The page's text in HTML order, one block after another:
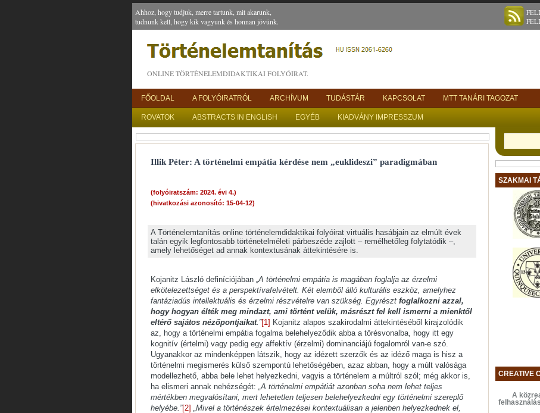
Ahhoz, hogy tudjuk, merre tartunk, mit akarunk,
tudnunk kell, hogy kik vagyunk és honnan jövünk.
ONLINE TÖRTÉNELEMDIDAKTIKAI FOLYÓIRAT.
FŐOLDAL A FOLYÓIRATRÓL ARCHÍVUM TUDÁSTÁR KAPCSOLAT MTT TANÁRI TAGOZAT
ROVATOK ABSTRACTS IN ENGLISH EGYÉB KIADVÁNY IMPRESSZUM
Illik Péter: A történelmi empátia kérdése nem „euklideszi” paradigmában
(folyóiratszám: 2024. évi 4.)
(hivatkozási azonosító: 15-04-12)
A Történelemtanítás online történelemdidaktikai folyóirat virtuális hasábjain az elmúlt évek
talán egyik legfontosabb történetelméleti párbeszéde zajlott – remélhetőleg folytatódik –,
amely lehetőséget ad annak kontextusának áttekintésére is.
Kojanitz László definíciójában „A történelmi empátia is magában foglalja az érzelmi
elkötelezettséget és a perspektívafelvételt. Két elemből álló kulturális eszköz, amelyhez
fantáziadús intellektuális és érzelmi részvételre van szükség. Egyrészt foglalkozni azzal,
hogy hogyan élték meg mindazt, ami történt velük, másrészt fel kell ismerni a mienktől
eltérő sajátos nézőpontjaikat.”[1] Kojanitz alapos szakirodalmi áttekintéséből kirajzolódik
az, hogy a történelmi empátia fogalma belehelyeződik abba a törésvonalba, hogy itt egy
kognitív (értelmi) vagy pedig egy affektív (érzelmi) dominanciájú fogalomról van-e szó.
Ugyanakkor az mindenképpen látszik, hogy az idézett szerzők és az idéző maga is hisz a
történelmi megismerés külső szempontú lehetőségében, azaz abban, hogy a múlt valósága
modellezhető, abba bele lehet helyezkedni, vagyis a történelem a múltról szól; még akkor is,
ha elismeri annak nehézségét: „A történelmi empátiát azonban soha nem lehet teljes
mértékben megvalósítani, mert lehetetlen teljesen belehelyezkedni egy történelmi szereplő
helyébe.”[2] „Mivel a történészek értelmezései kontextuálisan a jelenben helyezkednek el,
SZAKMAI
CREATIVE
A